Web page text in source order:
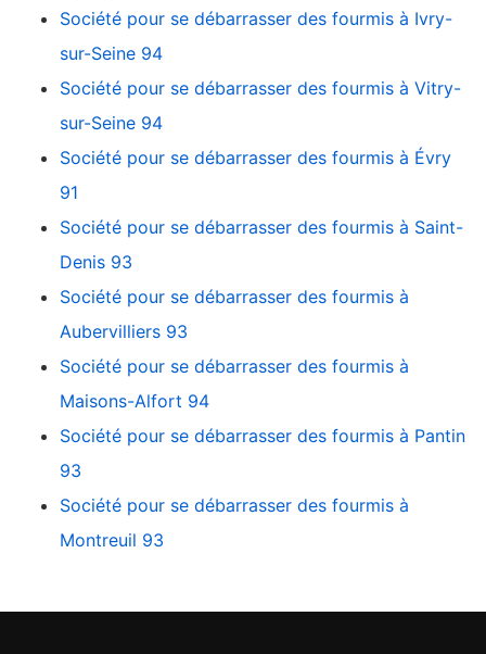
Société pour se débarrasser des fourmis à Ivry-
sur-Seine 94
Société pour se débarrasser des fourmis à Vitry-
sur-Seine 94
Société pour se débarrasser des fourmis à Évry
91
Société pour se débarrasser des fourmis à Saint-
Denis 93
Société pour se débarrasser des fourmis à
Aubervilliers 93
Société pour se débarrasser des fourmis à
Maisons-Alfort 94
Société pour se débarrasser des fourmis à Pantin
93
Société pour se débarrasser des fourmis à
Montreuil 93